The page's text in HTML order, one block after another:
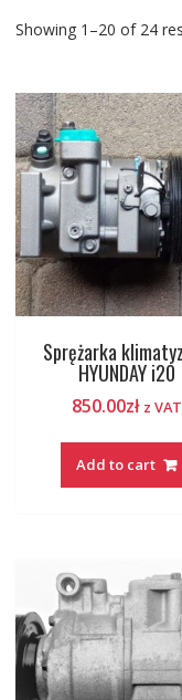
Showing 1–20 of 24
Sprężarka
HYUNDAY i20
850.00zł z VAT
Add to cart